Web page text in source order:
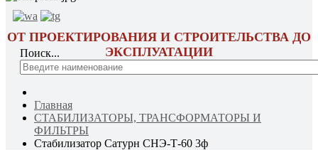
ОТ ПРОЕКТИРОВАНИЯ И СТРОИТЕЛЬСТВА ДО
ЭКСПЛУАТАЦИИ
Поиск...
Главная
СТАБИЛИЗАТОРЫ, ТРАНСФОРМАТОРЫ И
ФИЛЬТРЫ
Стабилизатор Сатурн СНЭ-Т-60 3ф